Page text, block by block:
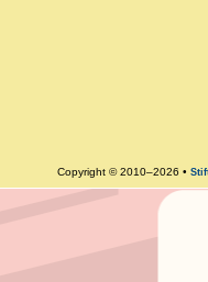
Copyright © 2010–2026 •